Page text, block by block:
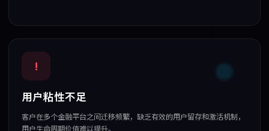
!
用户粘性不足
客户在多个金融平台之间迁移频繁，缺乏有效的用户留存和激活机制，
用户生命周期价值难以提升。